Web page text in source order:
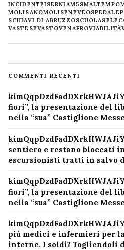
INCIDENTEISERNIAM5SMALTEMPO
MOLISANOMOLISENEVE OSPEDALE
SCHIAVI DI ABRUZZOSCUOLA
VASTESEVASTOVENAFROVIABILITÀ
COMMENTI RECENTI
fiori”, la presentazione del
nella “sua” Castiglione
sentiero e restano bloccati
escursionisti tratti in salvo
fiori”, la presentazione del
nella “sua” Castiglione
più medici e infermieri per
interne. I soldi? Togliendoli